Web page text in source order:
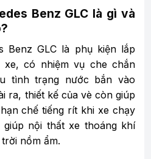
Benz GLC là gì và
Benz GLC là phụ kiện lắp
có nhiệm vụ che chắn
tình trạng nước bắn vào
ra, thiết kế của vè còn giúp
chế tiếng rít khi xe chạy
nội thất xe thoáng khí
nồm ẩm.